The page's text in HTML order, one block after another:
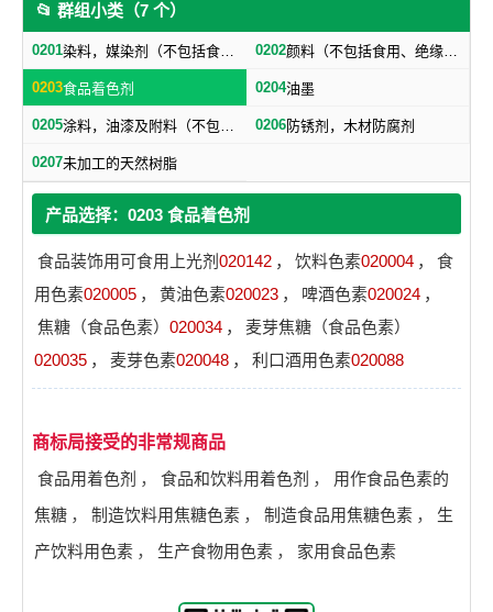
📂 群组小类（7 个）
0201 染料，媒染剂（不包括食用） 0202 颜料（不包括食用、绝缘用），画家、装饰家、印刷商和艺术家用金属箔及金属粉
0203食品着色剂 0204油墨
0205 涂料，油漆及附料（不包括绝缘漆） 0206防锈剂，木材防腐剂
0207未加工的天然树脂
产品选择：0203 食品着色剂
食品装饰用可食用上光剂 020142 ， 饮料色素020004 ，
食
用色素020005 ， 黄油色素020023 ， 啤酒色素020024 ，
焦糖（食品色素） 020034 ，
麦芽焦糖（食品色素）
020035 ， 麦芽色素020048 ， 利口酒用色素020088
商标局接受的非常规商品
食品用着色剂 ， 食品和饮料用着色剂 ，
用作食品色素的
焦糖 ， 制造饮料用焦糖色素 ， 制造食品用焦糖色素 ，
生
产饮料用色素 ， 生产食物用色素 ， 家用食品色素